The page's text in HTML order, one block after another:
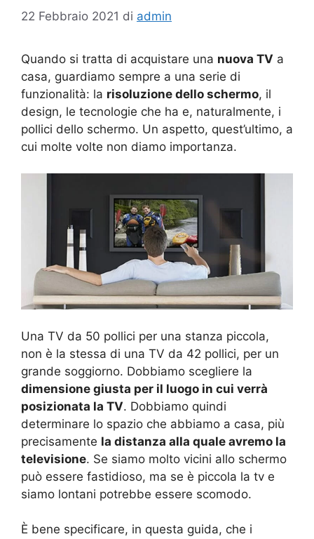
22 Febbraio 2021 di admin
Quando si tratta di acquistare una nuova TV a
casa, guardiamo sempre a una serie di
funzionalità: la risoluzione dello schermo, il
design, le tecnologie che ha e, naturalmente, i
pollici dello schermo. Un aspetto, quest’ultimo, a
cui molte volte non diamo importanza.
Una TV da 50 pollici per una stanza piccola,
non è la stessa di una TV da 42 pollici, per un
grande soggiorno. Dobbiamo scegliere la
dimensione giusta per il luogo in cui verrà
posizionata la TV. Dobbiamo quindi
determinare lo spazio che abbiamo a casa, più
precisamente la distanza alla quale avremo la
televisione. Se siamo molto vicini allo schermo
può essere fastidioso, ma se è piccola la tv e
siamo lontani potrebbe essere scomodo.
È bene specificare, in questa guida, che i